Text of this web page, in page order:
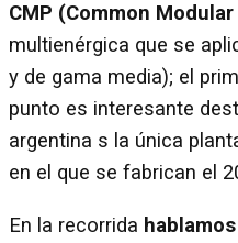
CMP (Common
multienérgica que se
y de gama media); el
punto es interesante
argentina s la única
en el que se fabrican el
En la recorrida